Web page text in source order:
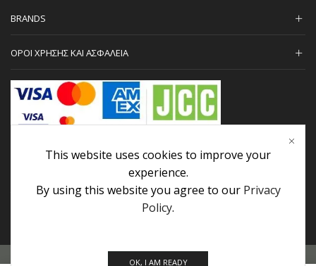
BRANDS
ΟΡΟΙ ΧΡΗΣΗΣ ΚΑΙ ΑΣΦΑΛΕΙΑ
ΕΠΙΚΟΙΝΩΝΙΑ
TRANSLATE:
Προσωπικά Δεδομένα|Πολιτική Επιστροφών
This website uses cookies to improve your
experience.
By using this website you agree to our Privacy
Policy.
OK, I AM READY